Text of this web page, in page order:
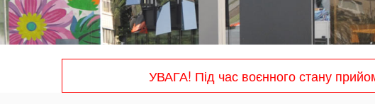
УВАГА! Під час воєнного стану